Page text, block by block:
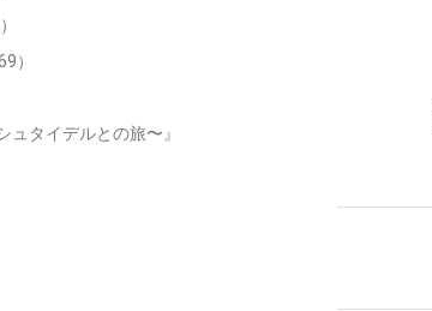
）
タイデルとの旅〜』